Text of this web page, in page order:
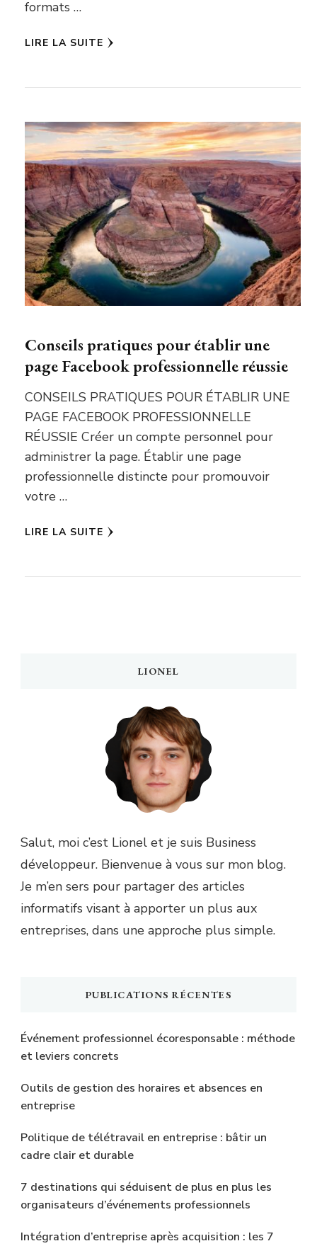
formats …
LIRE LA SUITE
Conseils pratiques pour établir une
page Facebook professionnelle réussie
CONSEILS PRATIQUES POUR ÉTABLIR UNE
PAGE FACEBOOK PROFESSIONNELLE
RÉUSSIE Créer un compte personnel pour
administrer la page. Établir une page
professionnelle distincte pour promouvoir
votre …
LIRE LA SUITE
LIONEL
Salut, moi c’est Lionel et je suis Business
développeur. Bienvenue à vous sur mon blog.
Je m’en sers pour partager des articles
informatifs visant à apporter un plus aux
entreprises, dans une approche plus simple.
PUBLICATIONS RÉCENTES
Événement professionnel écoresponsable : méthode
et leviers concrets
Outils de gestion des horaires et absences en
entreprise
Politique de télétravail en entreprise : bâtir un
cadre clair et durable
7 destinations qui séduisent de plus en plus les
organisateurs d’événements professionnels
Intégration d’entreprise après acquisition : les 7